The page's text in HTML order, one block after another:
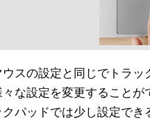
ウスの設定と同じでトラッ
な設定を変更することが
クパッドでは少し設定でき